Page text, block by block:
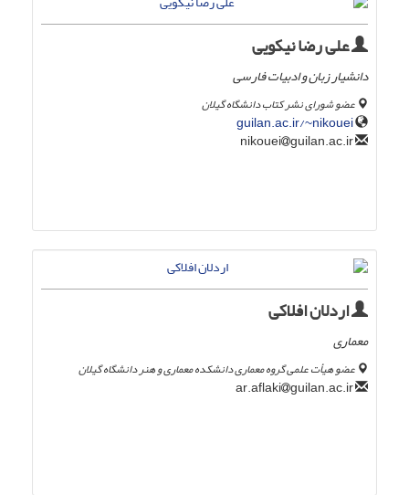
علی رضا نیکویی
دانشیار زبان و ادبیات فارسی
عضو شورای نشر کتاب دانشگاه گیلان
guilan.ac.ir/~nikouei
guilan.ac.ir
اردلان افلاکی
معماری
عضو هیأت علمی گروه معماری دانشکده معماری و هنر دانشگاه گیلان
guilan.ac.ir